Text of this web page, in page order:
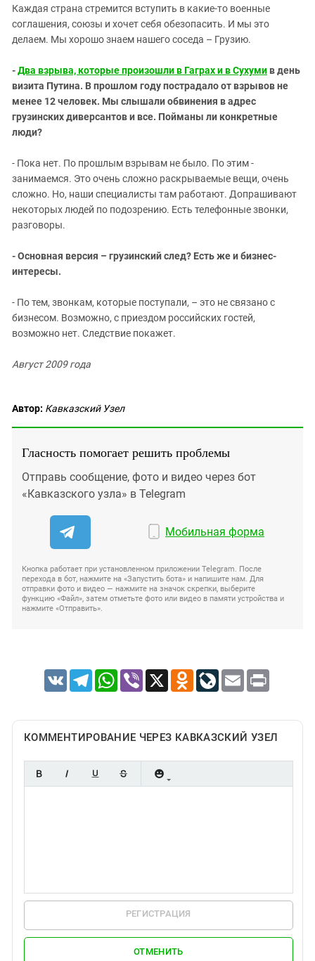
Каждая страна стремится вступить в какие-то военные
соглашения, союзы и хочет себя обезопасить. И мы это
делаем. Мы хорошо знаем нашего соседа – Грузию.
-Два взрыва, которые произошли в Гаграх и в Сухуми в день
визита Путина. В прошлом году пострадало от взрывов не
менее 12 человек. Мы слышали обвинения в адрес
грузинских диверсантов и все. Пойманы ли конкретные
люди?
- Пока нет. По прошлым взрывам не было. По этим -
занимаемся. Это очень сложно раскрываемые вещи, очень
сложно. Но, наши специалисты там работают. Допрашивают
некоторых людей по подозрению. Есть телефонные звонки,
разговоры.
- Основная версия – грузинский след? Есть же и бизнес-
интересы.
- По тем, звонкам, которые поступали, – это не связано с
бизнесом. Возможно, с приездом российских гостей,
возможно нет. Следствие покажет.
Август 2009 года
Автор: Кавказский Узел
Гласность помогает решить проблемы
Отправь сообщение, фото и видео через бот
«Кавказского узла» в Telegram
Мобильная форма
Кнопка работает при установленном приложении Telegram. После
перехода в бот, нажмите на «Запустить бота» и напишите нам. Для
отправки фото и видео — нажмите на значок скрепки, выберите
функцию «Файл», затем отметьте фото или видео в памяти устройства и
нажмите «Отправить».
VK TelegramWhatsApp
Viber X Odnoklassniki
LiveJournal
Email Print
КОММЕНТИРОВАНИЕ ЧЕРЕЗ КАВКАЗСКИЙ УЗЕЛ
РЕГИСТРАЦИЯ
ОТМЕНИТЬ